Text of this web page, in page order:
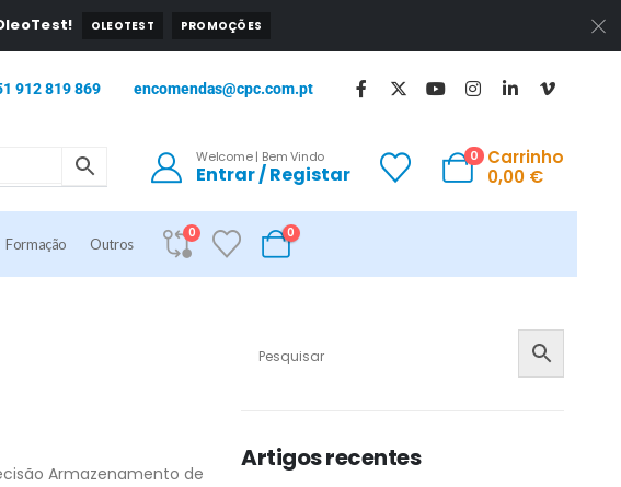
OLEOTEST PROMOÇÕES
912 819 869 encomendas@cpc.com.pt
Welcome | Bem Vindo
Entrar / Registar
0
Carrinho
0,00 €
Formação Outros
0 0
Armazenamento de
Artigos recentes